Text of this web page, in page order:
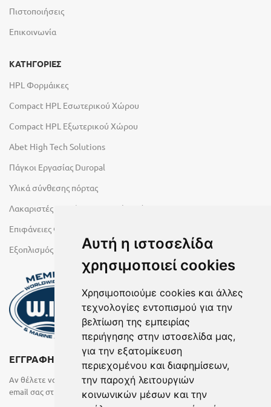
Αυτή η ιστοσελίδα
χρησιμοποιεί cookies
Χρησιμοποιούμε cookies και άλλες
τεχνολογίες εντοπισμού για την
βελτίωση της εμπειρίας
περιήγησης στην ιστοσελίδα μας,
για την εξατομίκευση
περιεχομένου και διαφημίσεων,
την παροχή λειτουργιών
κοινωνικών μέσων και την
Πιστοποιήσεις
Επικοινωνία
ΚΑΤΗΓΟΡΙΕΣ
HPL Φορμάικες
Compact HPL Εσωτερικού Χώρου
Compact HPL Εξωτερικού Χώρου
Abet High Tech Solutions
Πάγκοι Εργασίας Duropal
Υλικά σύνθεσης πόρτας
Λακαριστές επιφάνειες Primeboard
Επιφάνειες Φυσικών Πετρωμάτων
Εξοπλισμός Υγρών Χώρων
ΕΓΓΡΑΦΗ ΣΤΟ NEWSLETTER
Αν θέλετε να λαμβάνετε ενημερωτικά email συμπληρώστε το
email σας στην παρακάτω φόρμα